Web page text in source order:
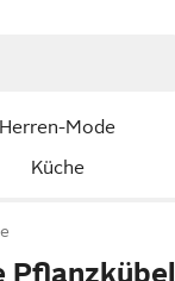
Herren-Mode
Küche
Pflanzkübel